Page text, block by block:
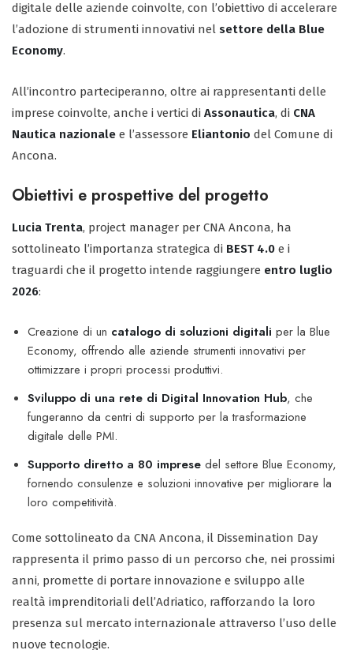
digitale delle aziende coinvolte, con l’obiettivo di accelerare
l’adozione di strumenti innovativi nel settore della Blue
Economy.
All’incontro parteciperanno, oltre ai rappresentanti delle
imprese coinvolte, anche i vertici di Assonautica, di CNA
Nautica nazionale e l’assessore Eliantonio del Comune di
Ancona.
Obiettivi e prospettive del progetto
Lucia Trenta, project manager per CNA Ancona, ha
sottolineato l’importanza strategica di BEST 4.0 e i
traguardi che il progetto intende raggiungere entro luglio
2026:
Creazione di un catalogo di soluzioni digitali per la Blue
Economy, offrendo alle aziende strumenti innovativi per
ottimizzare i propri processi produttivi.
Sviluppo di una rete di Digital Innovation Hub, che
fungeranno da centri di supporto per la trasformazione
digitale delle PMI.
Supporto diretto a 80 imprese del settore Blue Economy,
fornendo consulenze e soluzioni innovative per migliorare la
loro competitività.
Come sottolineato da CNA Ancona, il Dissemination Day
rappresenta il primo passo di un percorso che, nei prossimi
anni, promette di portare innovazione e sviluppo alle
realtà imprenditoriali dell’Adriatico, rafforzando la loro
presenza sul mercato internazionale attraverso l’uso delle
nuove tecnologie.